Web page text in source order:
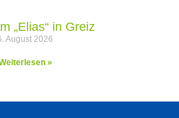
„Elias“ in Greiz
August 2026
»